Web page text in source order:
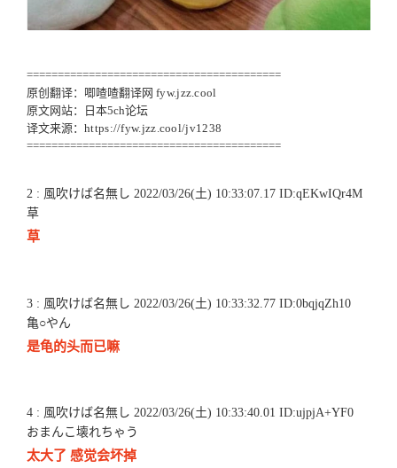
=========================================
原创翻译：唧喳喳翻译网 fyw.jzz.cool
原文网站：日本5ch论坛
译文来源： https://fyw.jzz.cool/jv1238
=========================================
2 : 風吹けば名無し 2022/03/26(土) 10:33:07.17 ID:qEKwIQr4M
草
草
3 : 風吹けば名無し 2022/03/26(土) 10:33:32.77 ID:0bqjqZh10
亀○やん
是龟的头而已嘛
4 : 風吹けば名無し 2022/03/26(土) 10:33:40.01 ID:ujpjA+YF0
おまんこ壊れちゃう
太大了 感觉会坏掉